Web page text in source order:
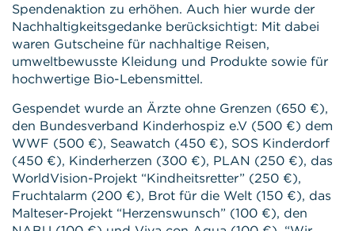
Spendenaktion zu erhöhen. Auch hier wurde der
Nachhaltigkeitsgedanke berücksichtigt: Mit dabei
waren Gutscheine für nachhaltige Reisen,
umweltbewusste Kleidung und Produkte sowie für
hochwertige Bio-Lebensmittel.
Gespendet wurde an Ärzte ohne Grenzen (650 €),
den Bundesverband Kinderhospiz e.V (500 €) dem
WWF (500 €), Seawatch (450 €), SOS Kinderdorf
(450 €), Kinderherzen (300 €), PLAN (250 €), das
WorldVision-Projekt “Kindheitsretter” (250 €),
Fruchtalarm (200 €), Brot für die Welt (150 €), das
Malteser-Projekt “Herzenswunsch” (100 €), den